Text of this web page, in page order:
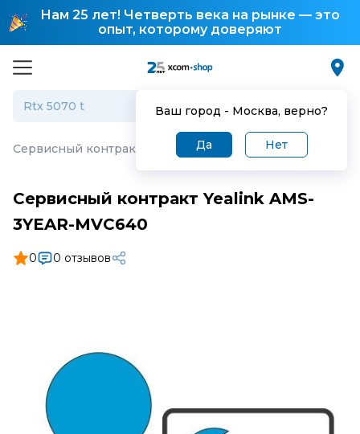
Нам 25 лет! Четверть века на рынке — это
опыт, которому доверяют
Ваш город - Москва, верно?
Да Нет
Сервисный контракт Yealink AMS-3YEAR-MVC640
Сервисный контракт Yealink AMS-
3YEAR-MVC640
0 0 отзывов